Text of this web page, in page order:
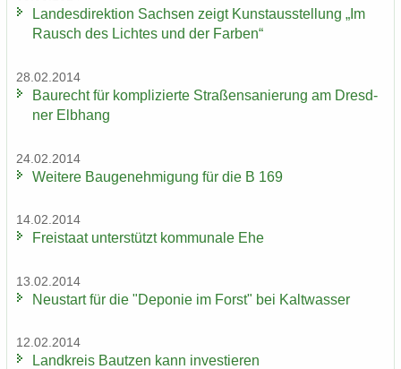
Lan­des­di­rek­ti­on Sach­sen zeigt Kunst­aus­stel­lung „Im
Rausch des Lich­tes und der Far­ben“
28.02.2014
Bau­recht für kom­pli­zier­te Stra­ßen­sa­nie­rung am Dresd­
ner Elb­hang
24.02.2014
Wei­te­re Bau­ge­neh­mi­gung für die B 169
14.02.2014
Frei­staat un­ter­stützt kom­mu­na­le Ehe
13.02.2014
Neu­start für die "De­po­nie im Forst" bei Kalt­was­ser
12.02.2014
Land­kreis Baut­zen kann in­ves­tie­ren